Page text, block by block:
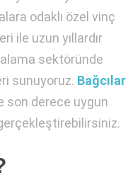
odaklı özel vinç
ile uzun yıllardır
sektöründe
sunuyoruz. Bağcılar
son derece uygun